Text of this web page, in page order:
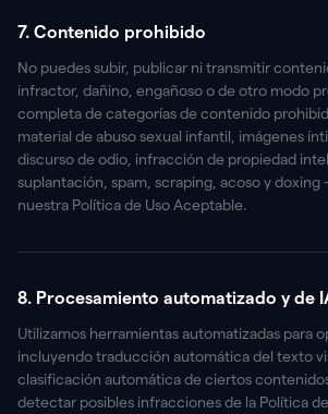
7. Contenido prohibido
No puedes subir, publicar ni transmitir
infractor, dañino, engañoso o de otro modo
completa de categorías de contenido
material de abuso sexual infantil, imágenes
discurso de odio, infracción de propiedad
suplantación, spam, scraping, acoso y
nuestra Política de Uso Aceptable.
8. Procesamiento automatizado y de
Utilizamos herramientas automatizadas para
incluyendo traducción automática del texto
clasificación automática de ciertos
detectar posibles infracciones de la Política